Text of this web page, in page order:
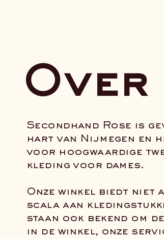
Over
Secondhand Rose is
hart van Nijmegen en
voor hoogwaardige
kleding voor dames.
Onze winkel biedt niet
scala aan
staan ook bekend om
in de winkel, onze